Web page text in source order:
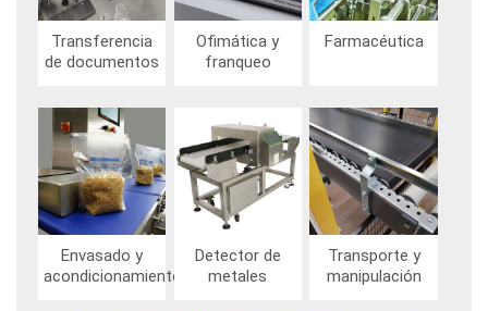
Transferencia
de documentos
Ofimática y
franqueo
Farmacéutica
Imagen
Envasado y
acondicionamiento
Detector de
metales
Imagen
Transporte y
manipulación